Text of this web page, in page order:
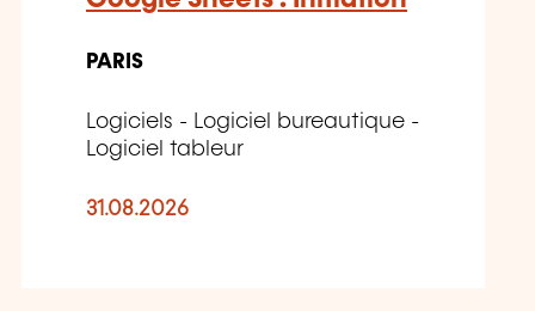
PARIS
Logiciels - Logiciel bureautique -
Logiciel tableur
31.08.2026